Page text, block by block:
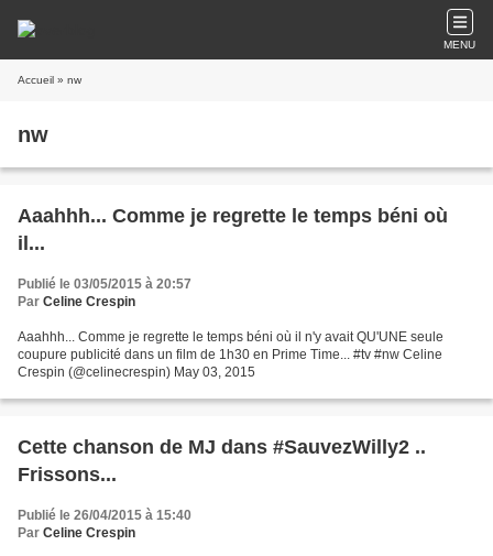
MENU
Accueil » nw
nw
Aaahhh... Comme je regrette le temps béni où
il...
Publié le 03/05/2015 à 20:57
Par Celine Crespin
Aaahhh... Comme je regrette le temps béni où il n'y avait QU'UNE seule
coupure publicité dans un film de 1h30 en Prime Time... #tv #nw Celine
Crespin (@celinecrespin) May 03, 2015
Cette chanson de MJ dans #SauvezWilly2 ..
Frissons...
Publié le 26/04/2015 à 15:40
Par Celine Crespin